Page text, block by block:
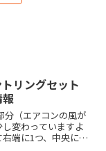
リングセット
分（エアコンの風が
変わっていますよ
端に1つ、中央に3